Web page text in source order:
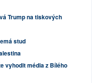
Trump na tiskových
stud
vyhodit média z Bílého